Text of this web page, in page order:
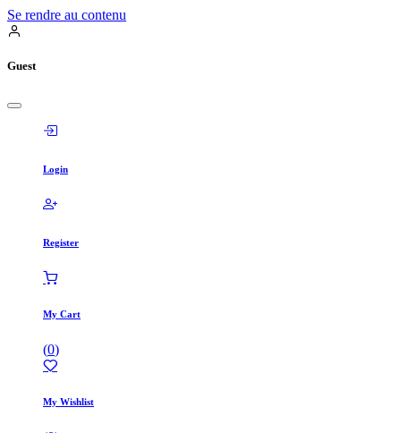
Se rendre au contenu
Guest
Login
Register
My Cart
(0)
My Wishlist